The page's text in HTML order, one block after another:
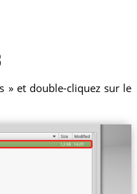
» et double-cliquez sur le